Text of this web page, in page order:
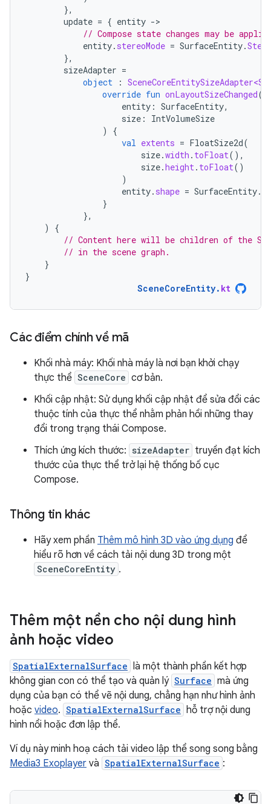
},
update = { entity -
// Compose state changes may be
entity. stereoMode = SurfaceEntity.
},
sizeAdapter =
object
:
override fun onLayoutSizeChanged(
entity : SurfaceEntity,
size :
IntVolumeSize
)
{
val extents = FloatSize2d(
size.width . toFloat(),
size.height . toFloat()
)
entity. shape = SurfaceEntity.
}
},
)
{
// Content here will be children of the
// in the scene graph.
}
}
SceneCoreEntity. kt
Các điểm chính về mã
Khối nhà máy: Khối nhà máy là nơi bạn khởi chạy
thực thể SceneCore cơ bản.
Khối cập nhật: Sử dụng khối cập nhật để sửa đổi các
thuộc tính của thực thể nhằm phản hồi những thay
đổi trong trạng thái Compose.
Thích ứng kích thước: sizeAdapter truyền đạt kích
thước của thực thể trở lại hệ thống bố cục
Compose.
Thông tin khác
Hãy xem phần Thêm mô hình 3D vào ứng dụng để
hiểu rõ hơn về cách tải nội dung 3D trong một
SceneCoreEntity .
Thêm một nền cho nội dung hình
ảnh hoặc video
SpatialExternalSurface
là một thành phần kết hợp
không gian con có thể tạo và quản lý Surface mà ứng
dụng của bạn có thể vẽ nội dung, chẳng hạn như hình ảnh
hoặc video. SpatialExternalSurface
hỗ trợ nội dung
hình nổi hoặc đơn lập thể.
Ví dụ này minh hoạ cách tải video lập thể song song bằng
Media3 Exoplayer và SpatialExternalSurface :